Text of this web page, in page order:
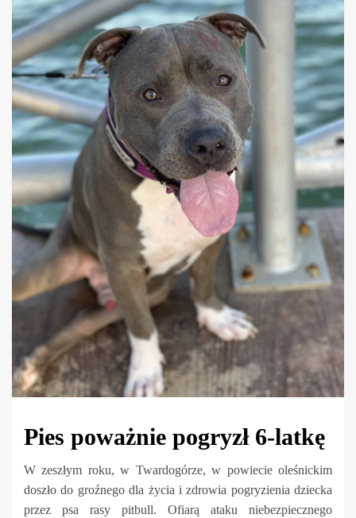
Pies poważnie pogryzł 6-latkę
W zeszłym roku, w Twardogórze, w powiecie oleśnickim
doszło do groźnego dla życia i zdrowia pogryzienia dziecka
przez psa rasy pitbull. Ofiarą ataku niebezpiecznego